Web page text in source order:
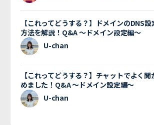
【これってどうする？】ドメインのDNS
方法を解説！Q&A 〜ドメイン設定編〜
U-chan
【これってどうする？】チャットでよく
めました！Q&A 〜ドメイン設定編〜
U-chan